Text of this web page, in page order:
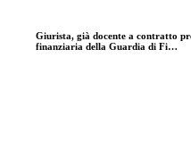
Giurista, già docente a contratto
finanziaria della Guardia di Fi…